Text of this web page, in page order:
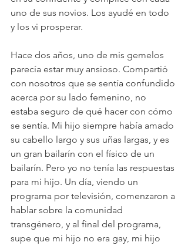
uno de sus novios. Los ayudé en todo
y los vi prosperar.
Hace dos años, uno de mis gemelos
parecía estar muy ansioso. Compartió
con nosotros que se sentía confundido
acerca por su lado femenino, no
estaba seguro de qué hacer con cómo
se sentía. Mi hijo siempre había amado
su cabello largo y sus uñas largas, y es
un gran bailarín con el físico de un
bailarín. Pero yo no tenía las respuestas
para mi hijo. Un día, viendo un
programa por televisión, comenzaron a
hablar sobre la comunidad
transgénero, y al final del programa,
supe que mi hijo no era gay, mi hijo